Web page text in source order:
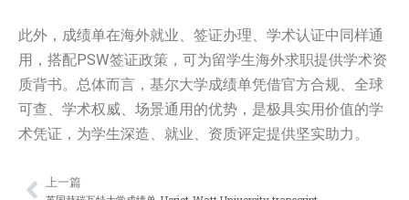
此外，成绩单在海外就业、签证办理、学术认证中同样通
用，搭配PSW签证政策，可为留学生海外求职提供学术资
质背书。总体而言，基尔大学成绩单凭借官方合规、全球
可查、学术权威、场景通用的优势，是极具实用价值的学
术凭证，为学生深造、就业、资质评定提供坚实助力。
Prev
上一篇